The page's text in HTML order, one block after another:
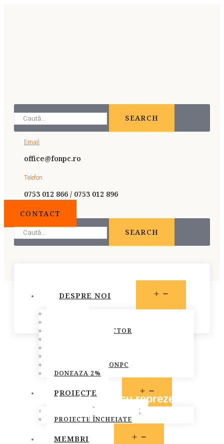
SEARCH
Email
office@fonpc.ro
Telefon
0753 012 866 / 0753 012 896
CONTACT
SEARCH
DESPRE NOI
CONSILIUL DIRECTOR
RAPOARTELE FONPC
DONEAZA 2%
PROIECTE
MENU
PROIECTE ÎN DERULARE
PROIECTE ÎNCHEIATE
MEMBRI
ChildPact la intalnirea cu reprezentanti ai
Consiliului Europei